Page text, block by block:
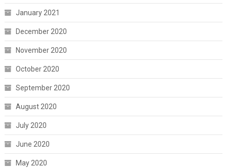
January 2021
December 2020
November 2020
October 2020
September 2020
August 2020
July 2020
June 2020
May 2020